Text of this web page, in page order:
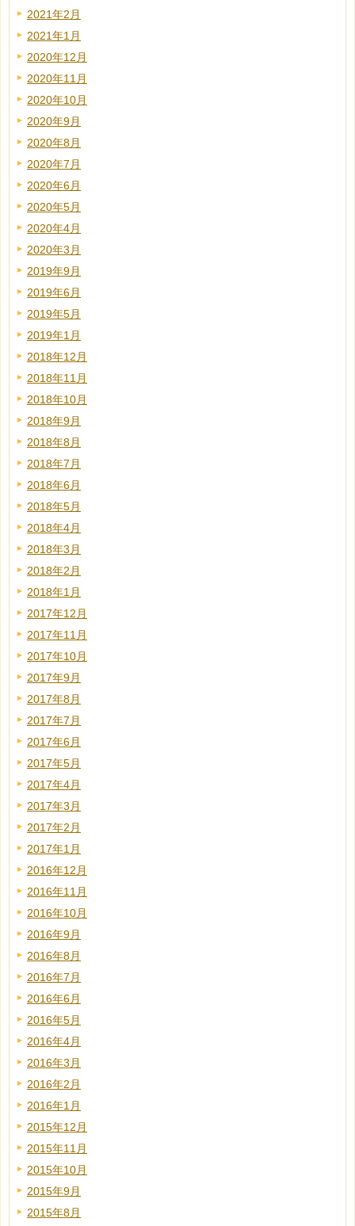
2021年2月
2021年1月
2020年12月
2020年11月
2020年10月
2020年9月
2020年8月
2020年7月
2020年6月
2020年5月
2020年4月
2020年3月
2019年9月
2019年6月
2019年5月
2019年1月
2018年12月
2018年11月
2018年10月
2018年9月
2018年8月
2018年7月
2018年6月
2018年5月
2018年4月
2018年3月
2018年2月
2018年1月
2017年12月
2017年11月
2017年10月
2017年9月
2017年8月
2017年7月
2017年6月
2017年5月
2017年4月
2017年3月
2017年2月
2017年1月
2016年12月
2016年11月
2016年10月
2016年9月
2016年8月
2016年7月
2016年6月
2016年5月
2016年4月
2016年3月
2016年2月
2016年1月
2015年12月
2015年11月
2015年10月
2015年9月
2015年8月